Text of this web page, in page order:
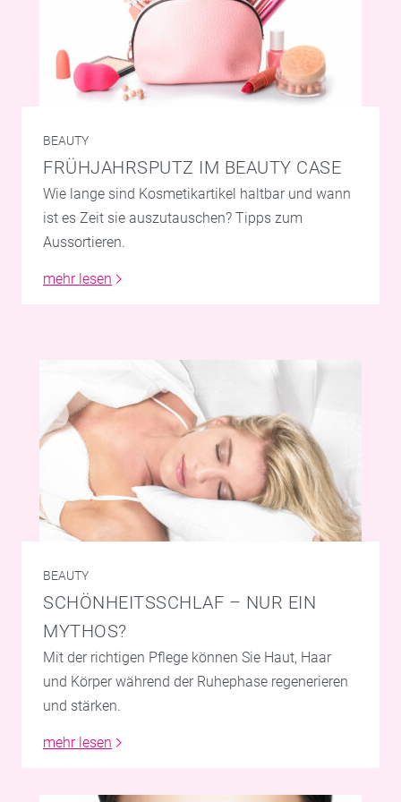
BEAUTY
FRÜHJAHRSPUTZ IM BEAUTY CASE
Wie lange sind Kosmetikartikel haltbar und wann
ist es Zeit sie auszutauschen? Tipps zum
Aussortieren.
mehr lesen
BEAUTY
SCHÖNHEITSSCHLAF – NUR EIN
MYTHOS?
Mit der richtigen Pflege können Sie Haut, Haar
und Körper während der Ruhephase regenerieren
und stärken.
mehr lesen